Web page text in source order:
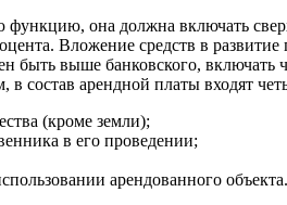
она должна включать
Вложение средств в развитие
быть выше банковского,
состав арендной платы входят
(кроме земли);
в его проведении;
арендованного объекта.